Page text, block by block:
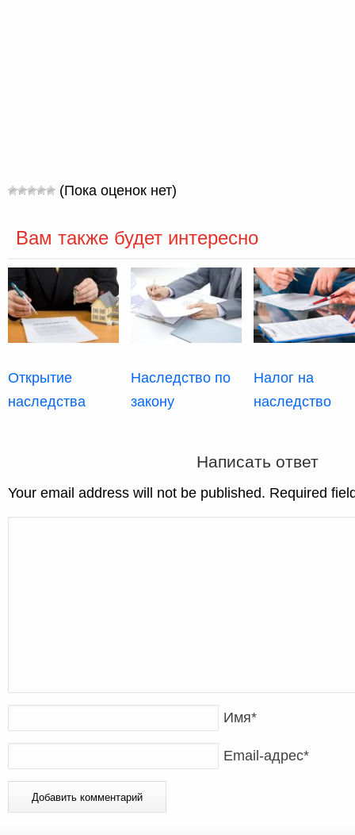
(Пока оценок нет)
Вам также будет интересно
Открытие
наследства
Наследство по
закону
Налог на
наследство
Написать ответ
Your email address will not be published. Required
Имя*
Email-адрес*